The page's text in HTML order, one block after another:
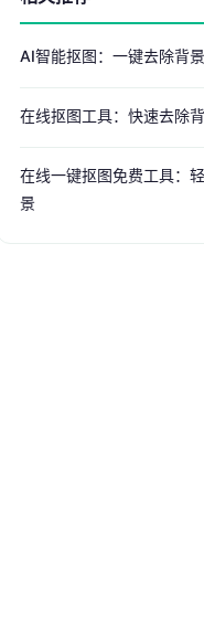
AI智能抠图：一键去除背
在线抠图工具：快速去除
在线一键抠图免费工具：
景